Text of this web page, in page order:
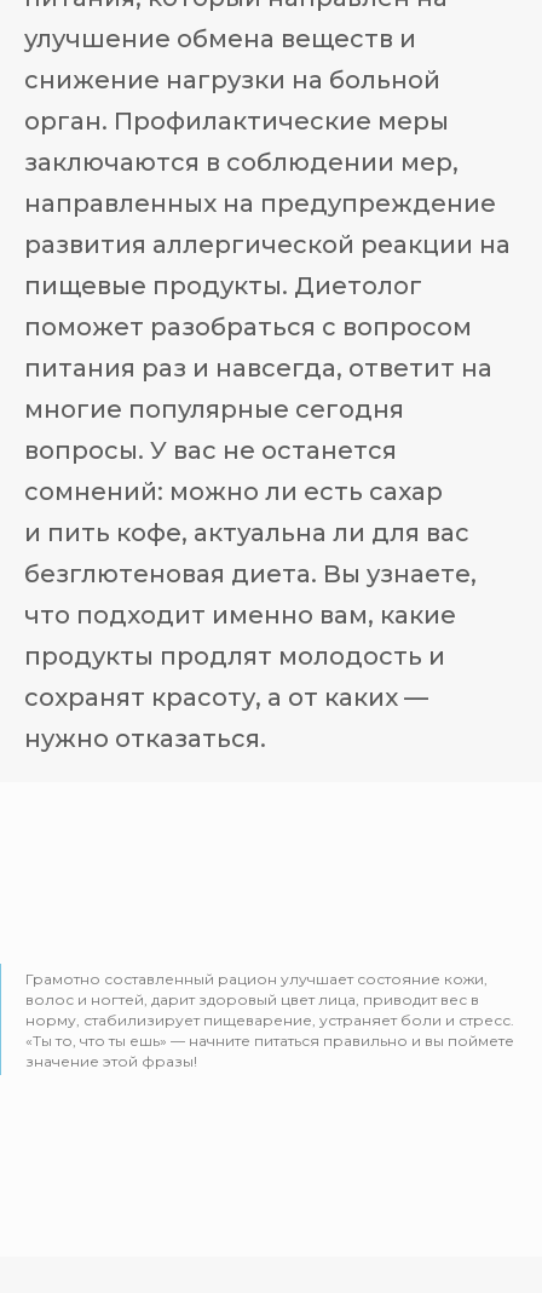
улучшение обмена веществ и
снижение нагрузки на больной
орган. Профилактические меры
заключаются в соблюдении мер,
направленных на предупреждение
развития аллергической реакции на
пищевые продукты. Диетолог
поможет разобраться с вопросом
питания раз и навсегда, ответит на
многие популярные сегодня
вопросы. У вас не останется
сомнений: можно ли есть сахар
и пить кофе, актуальна ли для вас
безглютеновая диета. Вы узнаете,
что подходит именно вам, какие
продукты продлят молодость и
сохранят красоту, а от каких —
нужно отказаться.
Грамотно составленный рацион улучшает состояние кожи,
волос и ногтей, дарит здоровый цвет лица, приводит вес в
норму, стабилизирует пищеварение, устраняет боли и стресс.
«Ты то, что ты ешь» — начните питаться правильно и вы поймете
значение этой фразы!